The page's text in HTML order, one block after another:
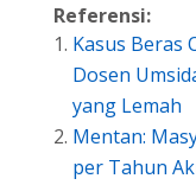
Referensi:
Kasus Beras
Dosen
yang Lemah
Mentan:
per Tahun